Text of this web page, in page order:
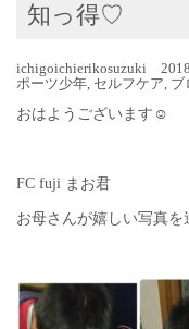
知っ得♡
ichigoichierikosuzuki
ポーツ少年, セルフケア, ブ
おはようございます☺︎
FC fuji まお君
お母さんが嬉しい写真を